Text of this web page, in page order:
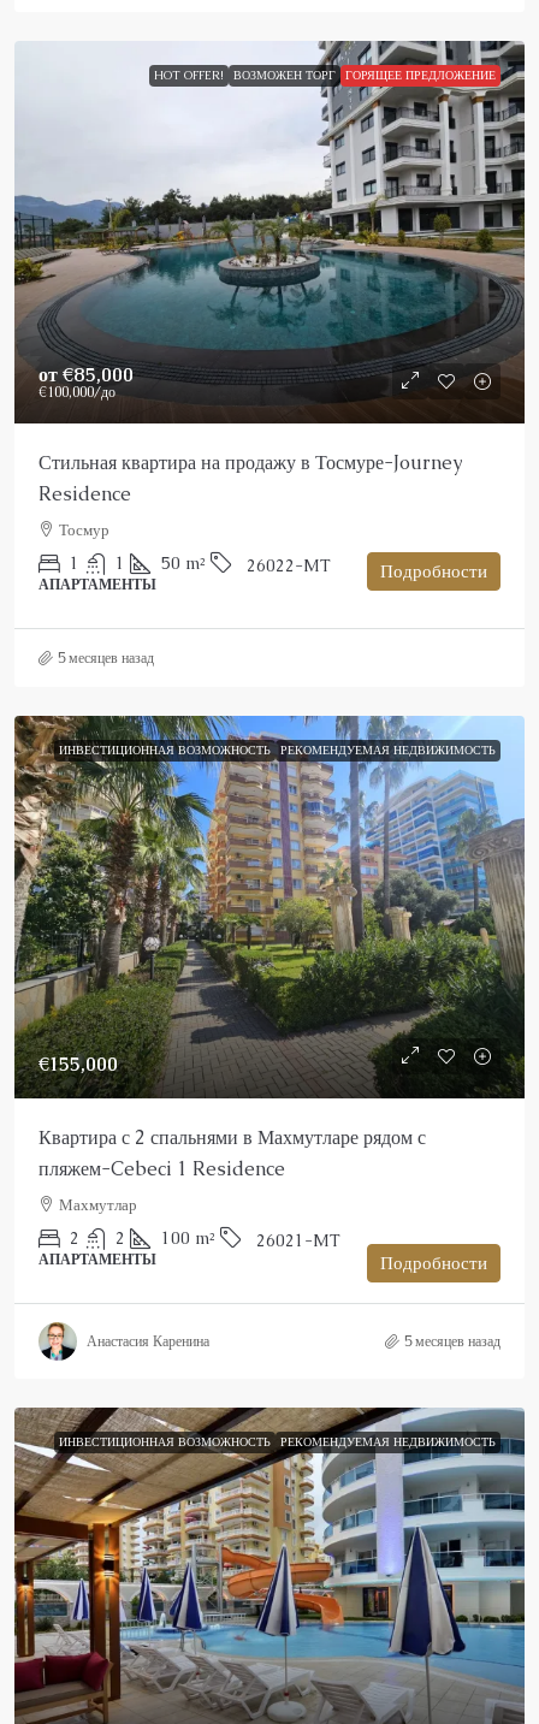
HOT OFFER! ВОЗМОЖЕН ТОРГ ГОРЯЩЕЕ ПРЕДЛОЖЕНИЕ
от€85,000
€100,000/до
Стильная квартира на продажу в Тосмуре-Journey
Residence
Тосмур
1 1 50 m² 26022-MT
АПАРТАМЕНТЫ
Подробности
5 месяцев назад
ИНВЕСТИЦИОННАЯ ВОЗМОЖНОСТЬ РЕКОМЕНДУЕМАЯ НЕДВИЖИМОСТЬ
€155,000
Квартира с 2 спальнями в Махмутларе рядом с
пляжем-Cebeci 1 Residence
Махмутлар
2 2 100 m² 26021-MT
АПАРТАМЕНТЫ Подробности
Анастасия Каренина 5 месяцев назад
ИНВЕСТИЦИОННАЯ ВОЗМОЖНОСТЬ РЕКОМЕНДУЕМАЯ НЕДВИЖИМОСТЬ